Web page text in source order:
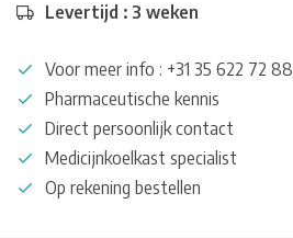
Levertijd : 3 weken
Voor meer info : +31 35 622 72 88
Pharmaceutische kennis
Direct persoonlijk contact
Medicijnkoelkast specialist
Op rekening bestellen